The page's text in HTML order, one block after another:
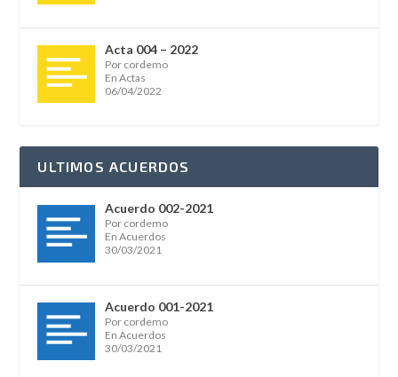
Acta 004 – 2022
Por cordemo
En Actas
06/04/2022
ULTIMOS ACUERDOS
Acuerdo 002-2021
Por cordemo
En Acuerdos
30/03/2021
Acuerdo 001-2021
Por cordemo
En Acuerdos
30/03/2021